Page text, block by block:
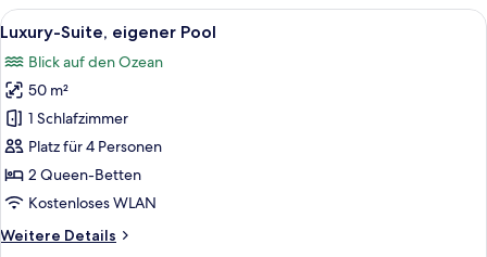
Alle
Fotos
für
Luxury-
Suite,
eigener
Pool
anzeigen
Ein Balkon mit Pool, Liegestühlen
13
Luxury-Suite, eigener Pool
Blick auf den Ozean
50 m²
1 Schlafzimmer
Platz für 4 Personen
2 Queen-Betten
Kostenloses WLAN
Weitere Details
Weitere